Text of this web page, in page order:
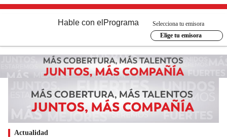
Hable con el Programa
Selecciona tu emisora
Elige tu emisora
Actualidad